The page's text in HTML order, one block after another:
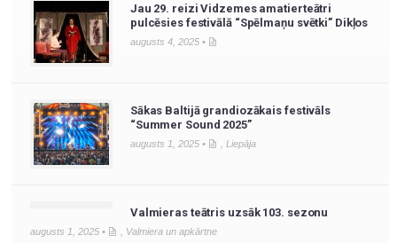
Jau 29. reizi Vidzemes amatierteātri
pulcēsies festivālā “Spēlmaņu svētki” Dikļos
augusts 4, 2025 •
Sākas Baltijā grandiozākais festivāls
“Summer Sound 2025”
augusts 1, 2025 • Liepāja
Valmieras teātris uzsāk 103. sezonu
augusts 1, 2025 • Valmiera un apkārtne